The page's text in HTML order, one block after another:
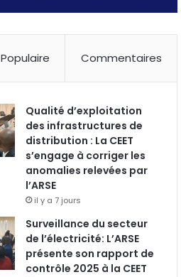
Populaire Commentaires
Qualité d’exploitation
des infrastructures de
distribution : La CEET
s’engage à corriger les
anomalies relevées par
l’ARSE
il y a 7 jours
Surveillance du secteur
de l’électricité: L’ARSE
présente son rapport de
contrôle 2025 à la CEET